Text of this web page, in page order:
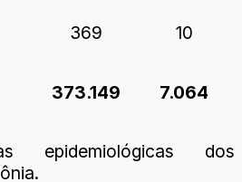
369 10
373.149 7.064
epidemiológicas dos